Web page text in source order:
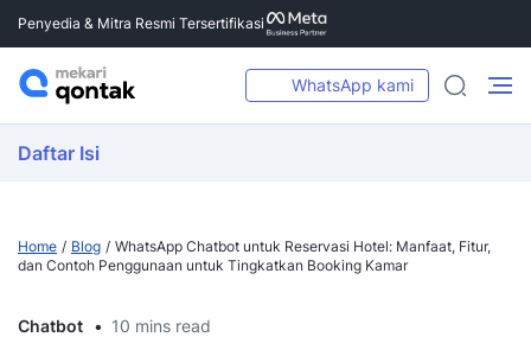
Penyedia & Mitra Resmi Tersertifikasi
WhatsApp kami
Daftar Isi
Home Blog
WhatsApp Chatbot untuk Reservasi Hotel: Manfaat, Fitur,
dan Contoh Penggunaan untuk Tingkatkan Booking Kamar
Chatbot 10 mins read